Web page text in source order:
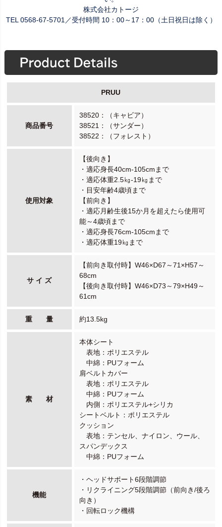
株式会社カトージ
TEL 0568-67-5701／受付時間 10：00～17：00（土日祝日は除く）
PRUU
商品番号
38520：（キャビア）
38521：（サンダー）
38522：（フォレスト）
使用対象
【後向き】
・適応身長40cm-105cmまで
・適応体重2.5㎏-19㎏まで
・目安年齢4歳頃まで
【前向き】
・適応月齢生後15か月を超えたら使用可
能～4歳頃まで
・適応身長76cm-105cmまで
・適応体重19㎏まで
サ イ ズ
【前向き取付時】W46×D67～71×H57～
68cm
【後向き取付時】W46×D73～79×H49～
61cm
重 量 約13.5kg
素 材
本体シート
表地：ポリエステル
中綿：PUフォーム
肩ベルトカバー
表地：ポリエステル
中綿：PUフォーム
内側：ポリエステル+シリカ
シートベルト：ポリエステル
クッション
表地：テンセル、ナイロン、ウール、
スパンデックス
中綿：PUフォーム
機能
・ヘッドサポート6段階調節
・リクライニング5段階調節（前向き/後ろ
向き）
・回転ロック機構